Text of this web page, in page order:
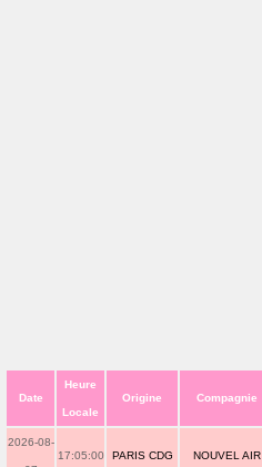
Date
Heure
Locale
Origine Compagnie
2026-08-
17:05:00 PARIS CDG NOUVEL AIR